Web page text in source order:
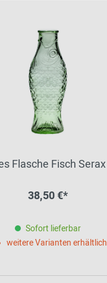
Flasche Fisch Serax
38,50 €*
Sofort lieferbar
weitere Varianten erhältlich